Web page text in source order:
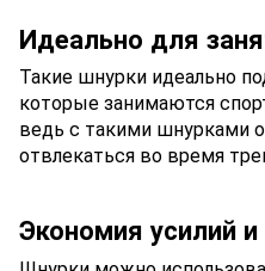
Идеально для
Такие шнурки идеально
которые занимаются
ведь с такими шнурками
отвлекаться во время
Экономия усилий